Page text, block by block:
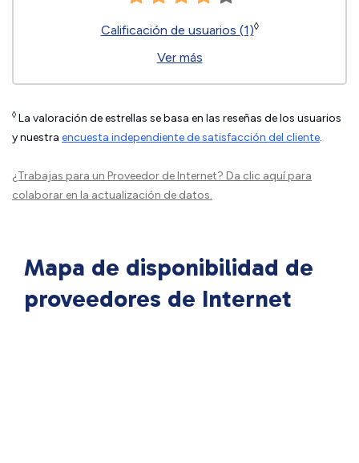
Calificación de usuarios (1)◊
Ver más
◊ La valoración de estrellas se basa en las reseñas de los usuarios
y nuestra encuesta independiente de satisfacción del cliente.
¿Trabajas para un Proveedor de Internet? Da clic aquípara
colaborar en la actualización de datos.
Mapa de disponibilidad de
proveedores de Internet